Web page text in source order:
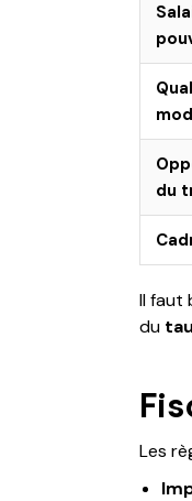
du
Il faut
du
Les